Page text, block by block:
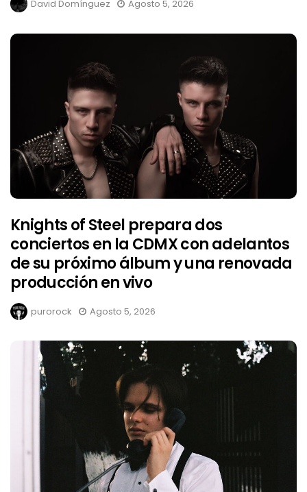
David Domínguez Agosto 5, 2026
Knights of Steel prepara dos
conciertos en la CDMX con adelantos
de su próximo álbum y una renovada
producción en vivo
purorock Agosto 5, 2026